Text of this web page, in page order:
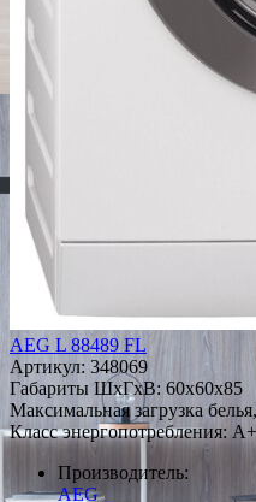
AEG L 88489 FL
Артикул: 348069
Габариты ШxГxВ: 60x60x85
Максимальная загрузка
Класс энергопотребления:
Производитель:
AEG